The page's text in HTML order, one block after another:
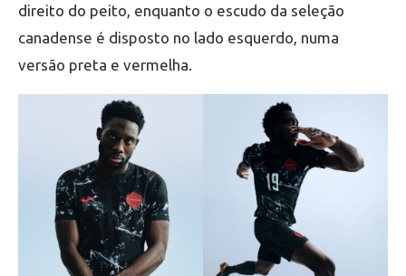
direito do peito, enquanto o escudo da seleção
canadense é disposto no lado esquerdo, numa
versão preta e vermelha.